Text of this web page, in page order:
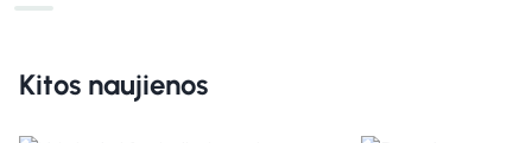
Kitos naujienos